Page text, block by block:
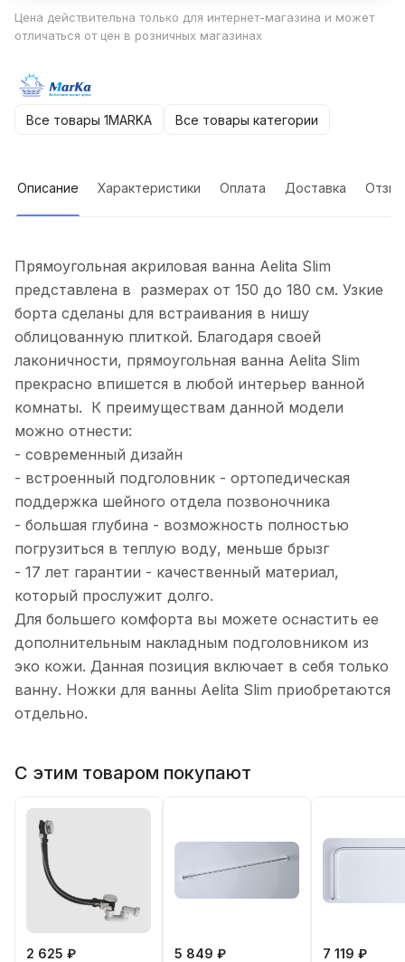
Цена действительна только для интернет-магазина и может
отличаться от цен в розничных магазинах
Все товары 1MARKA Все товары категории
Описание Характеристики Оплата Доставка
Прямоугольная акриловая ванна Aelita Slim
представлена в размерах от 150 до 180 см. Узкие
борта сделаны для встраивания в нишу
облицованную плиткой. Благодаря своей
лаконичности, прямоугольная ванна Aelita Slim
прекрасно впишется в любой интерьер ванной
комнаты. К преимуществам данной модели
можно отнести:
- современный дизайн
- встроенный подголовник - ортопедическая
поддержка шейного отдела позвоночника
- большая глубина - возможность полностью
погрузиться в теплую воду, меньше брызг
- 17 лет гарантии - качественный материал,
который прослужит долго.
Для большего комфорта вы можете оснастить ее
дополнительным накладным подголовником из
эко кожи. Данная позиция включает в себя только
ванну. Ножки для ванны Aelita Slim приобретаются
отдельно.
С этим товаром покупают
2 625 ₽
5 849 ₽
7 119 ₽